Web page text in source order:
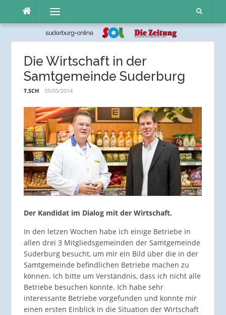
Inhalt
Menü
Die Wirtschaft in der
Samtgemeinde Suderburg
T.SCH 05/05/2014
Der Kandidat im Dialog mit der Wirtschaft.
In den letzen Wochen habe ich einige Betriebe in
allen drei 3 Mitgliedsgemeinden der Samtgemeinde
Suderburg besucht, um mir ein Bild über die in der
Samtgemeinde befindlichen Betriebe machen zu
können. Ich bitte um Verständnis, dass ich nicht alle
Betriebe besuchen konnte. Ich habe sehr
interessante Betriebe vorgefunden und konnte mir
einen ersten Einblick in die Situation der Wirtschaft